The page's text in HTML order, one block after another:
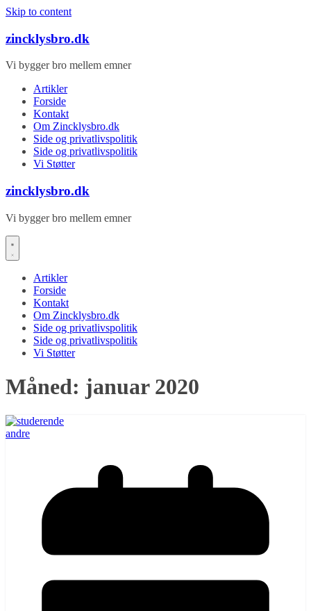
Skip to content
zincklysbro.dk
Vi bygger bro mellem emner
Artikler
Forside
Kontakt
Om Zincklysbro.dk
Side og privatlivspolitik
Side og privatlivspolitik
Vi Støtter
zincklysbro.dk
Vi bygger bro mellem emner
Artikler
Forside
Kontakt
Om Zincklysbro.dk
Side og privatlivspolitik
Side og privatlivspolitik
Vi Støtter
Måned: januar 2020
andre